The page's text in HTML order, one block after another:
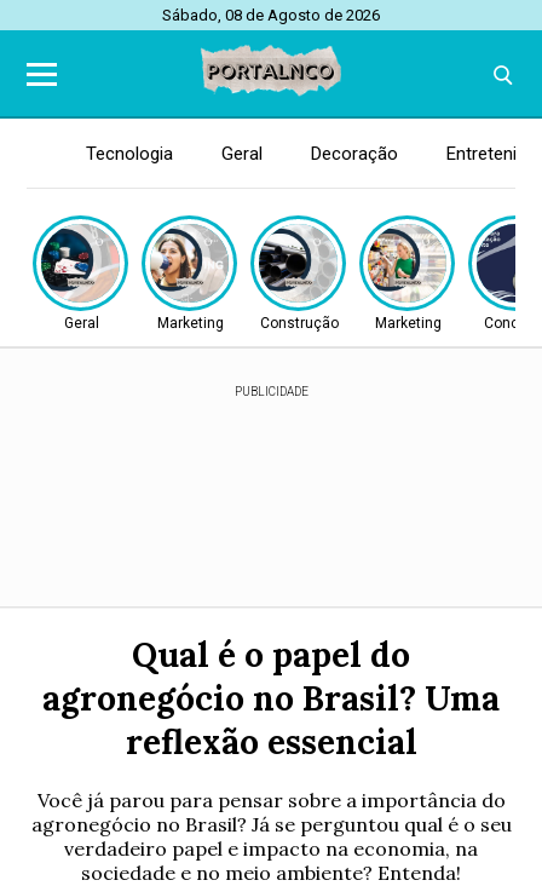
Sábado, 08 de Agosto de 2026
Tecnologia Geral Decoração
Geral Marketing Construção Marketing
PUBLICIDADE
Qual é o papel do
agronegócio no Brasil? Uma
reflexão essencial
Você já parou para pensar sobre a importância do
agronegócio no Brasil? Já se perguntou qual é o seu
verdadeiro papel e impacto na economia, na
sociedade e no meio ambiente? Entenda!